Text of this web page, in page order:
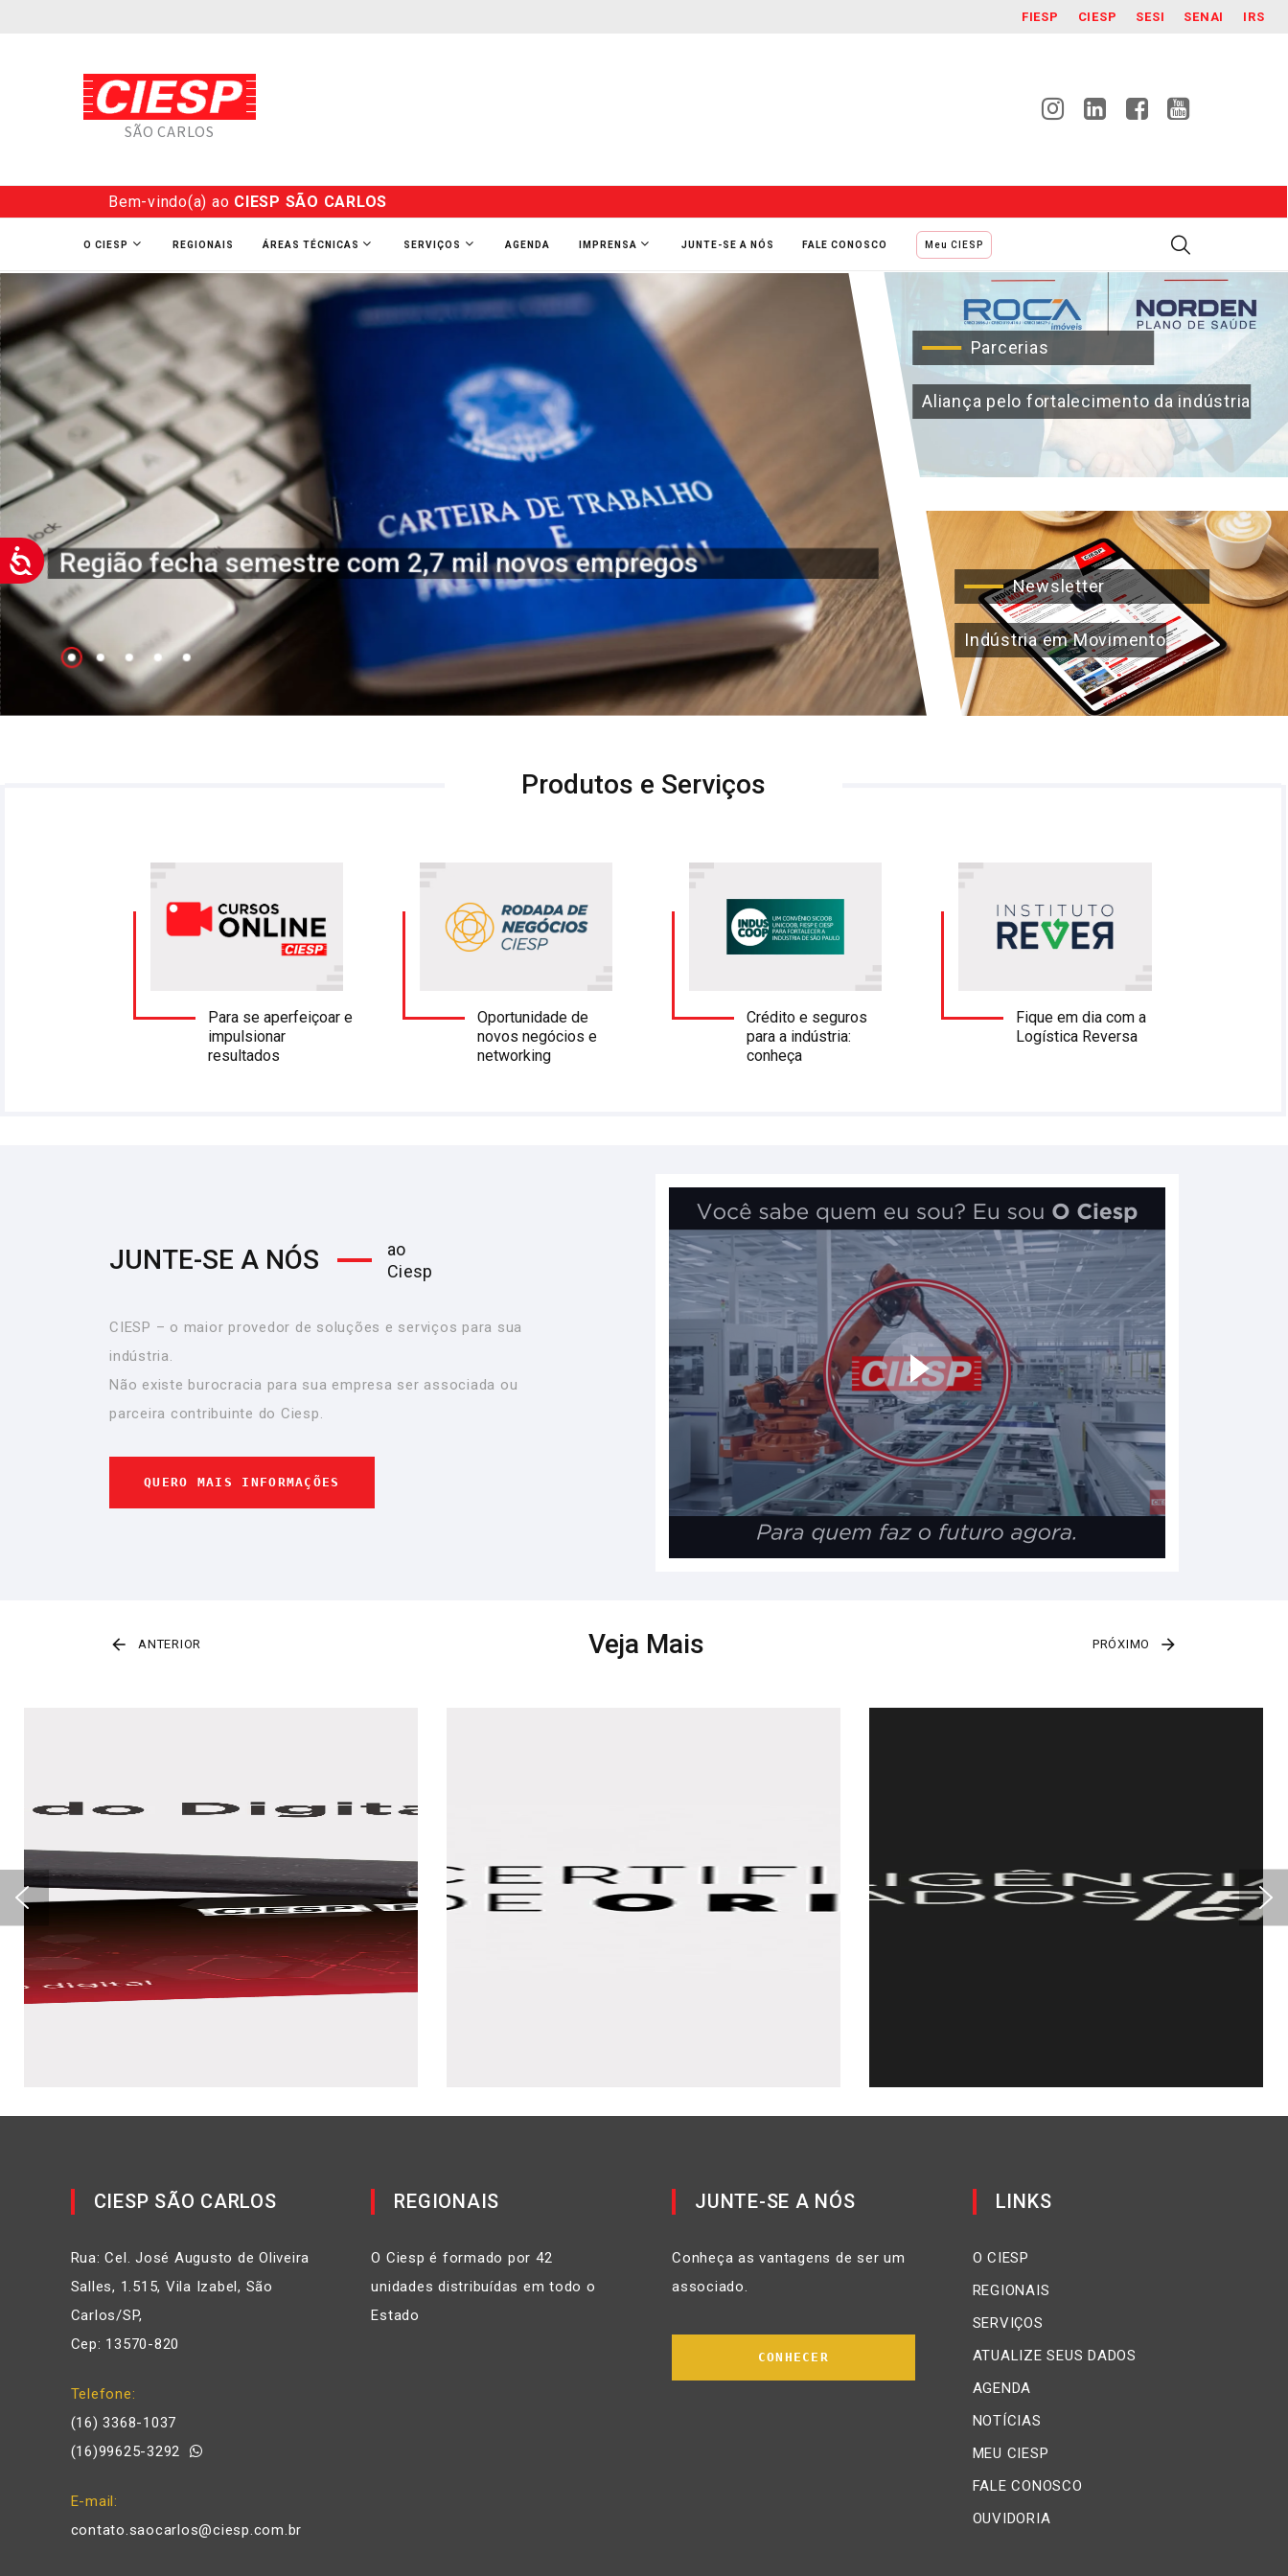
FIESP CIESP SESI SENAI IRS
SÃO CARLOS
Bem-vindo(a) ao CIESP SÃO CARLOS
O CIESP REGIONAIS ÁREAS TÉCNICAS SERVIÇOS AGENDA IMPRENSA JUNTE-SE A NÓS FALE CONOSCO Meu CIESP
Região fecha semestre com 2,7 mil novos empregos
Parcerias
Aliança pelo fortalecimento da indústria
Newsletter
Indústria em Movimento
Produtos e Serviços
Para se aperfeiçoar e
impulsionar
resultados
Oportunidade de
novos negócios e
networking
Crédito e seguros
para a indústria:
conheça
Fique em dia com a
Logística Reversa
JUNTE-SE A NÓS
ao
Ciesp
CIESP – o maior provedor de soluções e serviços para sua
indústria.
Não existe burocracia para sua empresa ser associada ou
parceira contribuinte do Ciesp.
QUERO MAIS INFORMAÇÕES
ANTERIOR Veja Mais PRÓXIMO
CIESP SÃO CARLOS
Rua: Cel. José Augusto de Oliveira
Salles, 1.515, Vila Izabel, São
Carlos/SP,
Cep: 13570-820
Telefone
(16) 3368-1037
(16)99625-3292
E-mail
contato.saocarlos@ciesp.com.br
REGIONAIS
O Ciesp é formado por 42
unidades distribuídas em todo o
Estado
JUNTE-SE A NÓS
Conheça as vantagens de ser um
associado.
CONHECER
LINKS
O CIESP
REGIONAIS
SERVIÇOS
ATUALIZE SEUS DADOS
AGENDA
NOTÍCIAS
MEU CIESP
FALE CONOSCO
OUVIDORIA